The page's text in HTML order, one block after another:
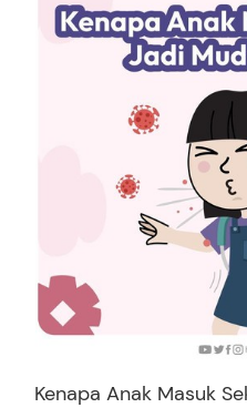
Kenapa Anak Masuk